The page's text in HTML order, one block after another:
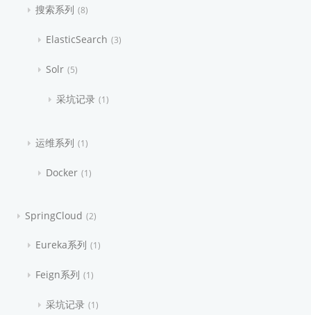
搜索系列 8
ElasticSearch 3
Solr 5
采坑记录 1
运维系列 1
Docker 1
SpringCloud 2
Eureka系列 1
Feign系列 1
采坑记录 1